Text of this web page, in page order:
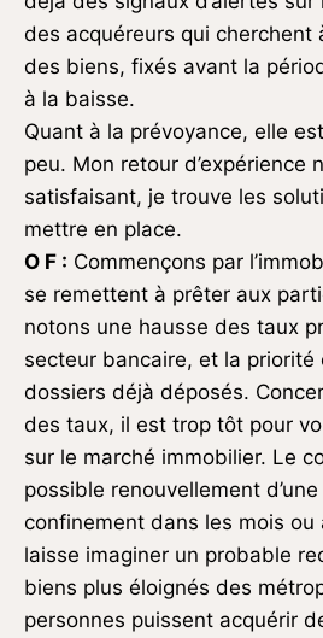
des acquéreurs qui cherchent
des biens, fixés avant la
à la baisse.
Quant à la prévoyance, elle
peu. Mon retour d’expérience
satisfaisant, je trouve les
mettre en place.
O F : Commençons par
se remettent à prêter aux
notons une hausse des taux
secteur bancaire, et la priorité
dossiers déjà déposés.
des taux, il est trop tôt pour
sur le marché immobilier. Le
possible renouvellement
confinement dans les mois ou
laisse imaginer un probable
biens plus éloignés des
personnes puissent acquérir